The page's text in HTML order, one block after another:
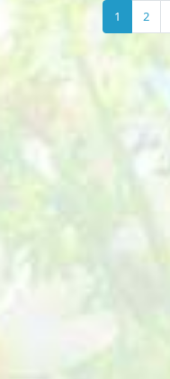
1 2